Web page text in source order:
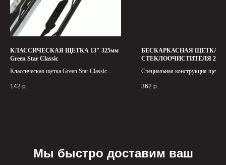
КЛАССИЧЕСКАЯ ЩЕТКА 13" 325мм
Green Star Classic
Классическая щетка Green Star Classic
для большинства автомобилей.
142 р.
БЕСКАРКАСНАЯ ЩЕТКА
СТЕКЛООЧИСТИТЕЛЯ 26"
Специальная конструкция щетки
стекло, что гарантирует более
362 р.
Мы быстро доставим ваш